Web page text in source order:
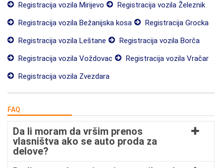
Registracija vozila Mirijevo
Registracija vozila Železnik
Registracija vozila Bežanijska kosa
Registracija Grocka
Registracija vozila Leštane
Registracija vozila Borča
Registracija vozila Voždovac
Registracija vozila Vračar
Registracija vozila Zvezdara
FAQ
Da li moram da vršim prenos
vlasništva ako se auto proda za
delove?